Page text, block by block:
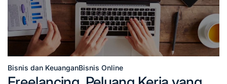
Posted
Bisnis dan KeuanganBisnis Online